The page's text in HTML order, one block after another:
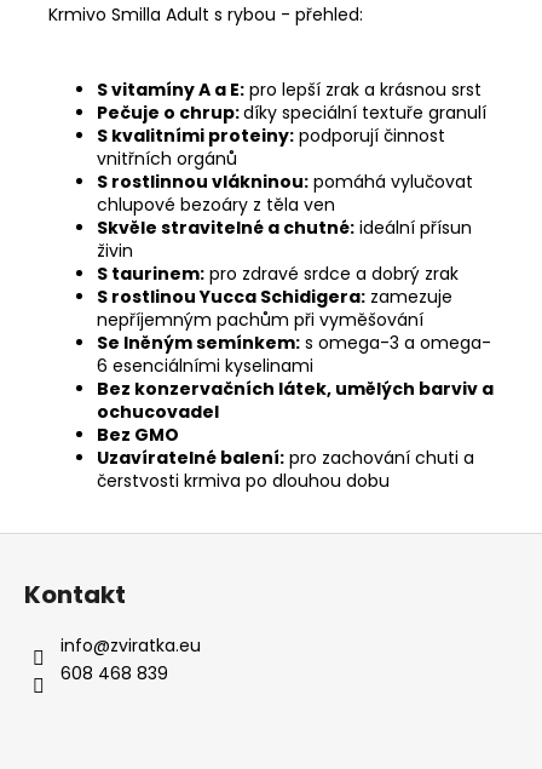
Krmivo Smilla Adult s rybou - přehled:
S vitamíny A a E: pro lepší zrak a krásnou srst
Pečuje o chrup:díky speciální textuře granulí
S kvalitními proteiny: podporují činnost
vnitřních orgánů
S rostlinnou vlákninou: pomáhá vylučovat
chlupové bezoáry z těla ven
Skvěle stravitelné a chutné: ideální přísun
živin
S taurinem: pro zdravé srdce a dobrý zrak
S rostlinou Yucca Schidigera: zamezuje
nepříjemným pachům při vyměšování
Se lněným semínkem: s omega-3 a omega-
6 esenciálními kyselinami
Bez konzervačních látek, umělých barviv a
ochucovadel
Bez GMO
Uzavíratelné balení: pro zachování chuti a
čerstvosti krmiva po dlouhou dobu
KUŘECÍ
Z
Kontakt
info@zviratka.eu
608 468 839